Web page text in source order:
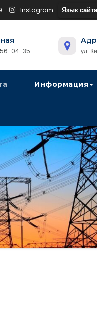
Язык
Instagram
56-04-35 ул.
Информация